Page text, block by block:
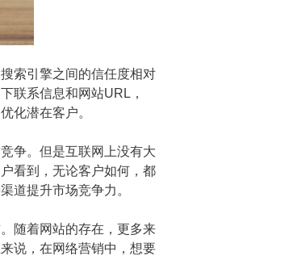
索引擎之间的信任度相对
联系信息和网站URL，
化潜在客户。
争。但是互联网上没有大
看到，无论客户如何，都
道提升市场竞争力。
随着网站的存在，更多来
说，在网络营销中，想要